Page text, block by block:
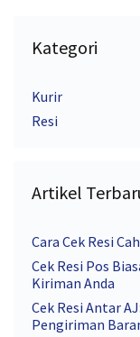
Kategori
Kurir
Resi
Artikel
Cara Cek Resi
Cek Resi Pos
Kiriman Anda
Cek Resi Antar
Pengiriman